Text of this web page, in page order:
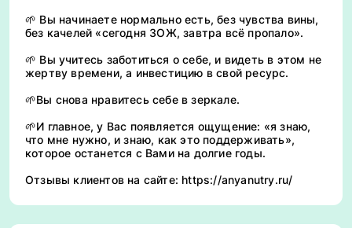
🌱 Вы начинаете нормально есть, без чувства вины,
без качелей «сегодня ЗОЖ, завтра всё пропало».
🌱 Вы учитесь заботиться о себе, и видеть в этом не
жертву времени, а инвестицию в свой ресурс.
🌱Вы снова нравитесь себе в зеркале.
🌱И главное, у Вас появляется ощущение: «я знаю,
что мне нужно, и знаю, как это поддерживать»,
которое останется с Вами на долгие годы.
Отзывы клиентов на сайте: https://anyanutry.ru/